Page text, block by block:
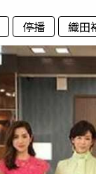
停播 織田